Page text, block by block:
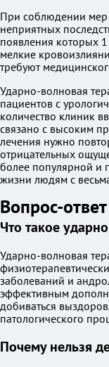
При соблюдении мер
неприятных
появления которых
мелкие
требуют
Ударно-волновая
пациентов с
количество клиник
связано с высоким
лечения нужно
отрицательных
более популярной и
жизни людям с
Вопрос-ответ
Что такое
Ударно-волновая
заболеваний и
эффективным
добиваться
патологического
Почему нельзя